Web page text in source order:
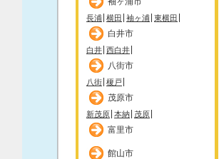
長浦 横田 袖ヶ浦 東横田
白井市
白井 西白井
八街市
八街 榎戸
茂原市
新茂原 本納 茂原
富里市
館山市